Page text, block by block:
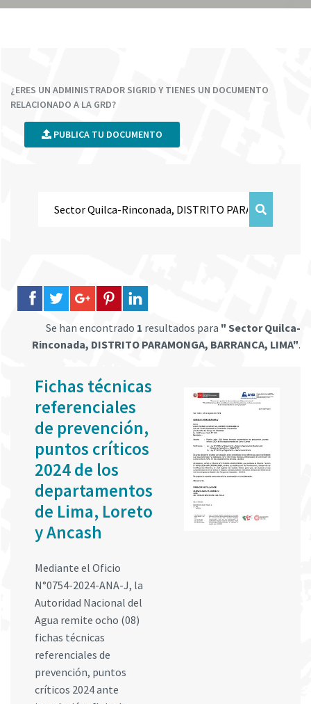
¿ERES UN ADMINISTRADOR SIGRID Y TIENES UN DOCUMENTO
RELACIONADO A LA GRD?
PUBLICA TU DOCUMENTO
Se han encontrado 1 resultados para " Sector Quilca-
Rinconada, DISTRITO PARAMONGA, BARRANCA, LIMA".
Fichas técnicas
referenciales
de prevención,
puntos críticos
2024 de los
departamentos
de Lima, Loreto
y Ancash
Mediante el Oficio
N°0754-2024-ANA-J, la
Autoridad Nacional del
Agua remite ocho (08)
fichas técnicas
referenciales de
prevención, puntos
críticos 2024 ante